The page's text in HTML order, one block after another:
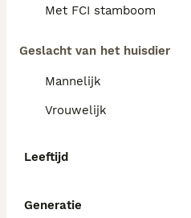
Met FCI stamboom
Geslacht van het huisdier
Mannelijk
Vrouwelijk
Leeftijd
Generatie